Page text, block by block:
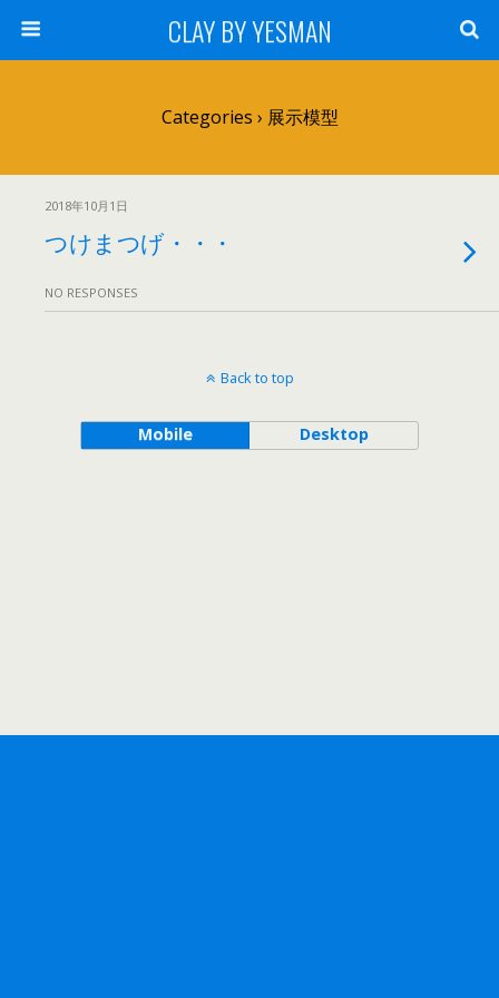
CLAY BY YESMAN
Categories › 展示模型
2018年10月1日
つけまつげ・・・
NO RESPONSES
Back to top
Mobile Desktop